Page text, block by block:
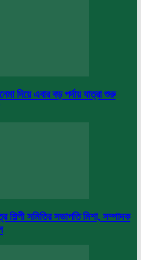
দিয়ে এবার বড় পর্দায় যাত্রা শুরু
শিল্পী সমিতির সভাপতি মিশা, সম্পাদক